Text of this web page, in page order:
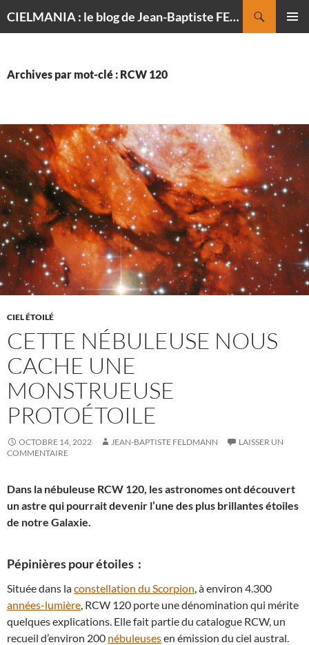
CIELMANIA : le blog de Jean-Baptiste FELDMANN, photographe du ciel
Archives par mot-clé : RCW 120
CIEL ÉTOILÉ
CETTE NÉBULEUSE NOUS
CACHE UNE
MONSTRUEUSE
PROTOÉTOILE
OCTOBRE 14, 2022 JEAN-BAPTISTE FELDMANN
LAISSER UN
COMMENTAIRE
Dans la nébuleuse RCW 120, les astronomes ont découvert
un astre qui pourrait devenir l’une des plus brillantes étoiles
de notre Galaxie.
Pépinières pour étoiles :
Située dans laconstellation du Scorpion, à environ 4.300
années-lumière, RCW 120 porte une dénomination qui mérite
quelques explications. Elle fait partie du catalogue RCW, un
recueil d’environ 200 nébuleusesen émission du ciel austral.